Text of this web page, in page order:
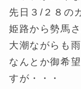
先日３/２８の
姫路から勢馬
大潮ながらも
なんとか御希
すが・・・